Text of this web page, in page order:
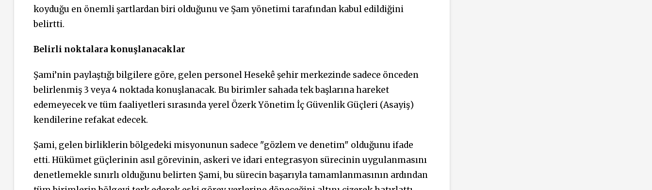
koyduğu en önemli şartlardan biri olduğunu ve Şam yönetimi tarafından kabul edildiğini
belirtti.
Belirli noktalara konuşlanacaklar
Şami’nin paylaştığı bilgilere göre, gelen personel Hesekê şehir merkezinde sadece önceden
belirlenmiş 3 veya 4 noktada konuşlanacak. Bu birimler sahada tek başlarına hareket
edemeyecek ve tüm faaliyetleri sırasında yerel Özerk Yönetim İç Güvenlik Güçleri (Asayiş)
kendilerine refakat edecek.
Şami, gelen birliklerin bölgedeki misyonunun sadece "gözlem ve denetim" olduğunu ifade
etti. Hükümet güçlerinin asıl görevinin, askeri ve idari entegrasyon sürecinin uygulanmasını
denetlemekle sınırlı olduğunu belirten Şami, bu sürecin başarıyla tamamlanmasının ardından